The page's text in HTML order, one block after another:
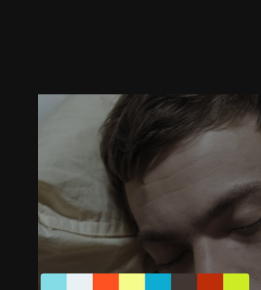
预告 剧照 推荐影片 剧情介绍